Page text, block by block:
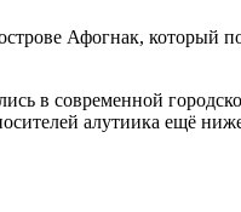
Афогнак, который
в современной
алутиика ещё